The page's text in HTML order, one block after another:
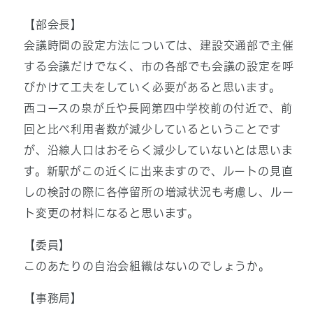
【部会長】
会議時間の設定方法については、建設交通部で主催
する会議だけでなく、市の各部でも会議の設定を呼
びかけて工夫をしていく必要があると思います。
西コースの泉が丘や長岡第四中学校前の付近で、前
回と比べ利用者数が減少しているということです
が、沿線人口はおそらく減少していないとは思いま
す。新駅がこの近くに出来ますので、ルートの見直
しの検討の際に各停留所の増減状況も考慮し、ルー
ト変更の材料になると思います。
【委員】
このあたりの自治会組織はないのでしょうか。
【事務局】